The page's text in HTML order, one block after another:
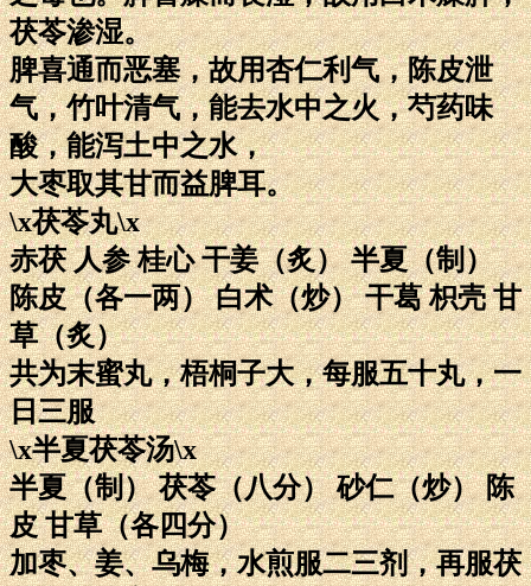
茯苓渗湿。
脾喜通而恶塞，故用杏仁利气，陈皮泄
气，竹叶清气，能去水中之火，芍药味
酸，能泻土中之水，
大枣取其甘而益脾耳。
\x茯苓丸\x
赤茯 人参 桂心 干姜（炙） 半夏（制）
陈皮（各一两） 白术（炒） 干葛 枳壳 甘
草（炙）
共为末蜜丸，梧桐子大，每服五十丸，一
日三服
\x半夏茯苓汤\x
半夏（制） 茯苓（八分） 砂仁（炒） 陈
皮 甘草（各四分）
加枣、姜、乌梅，水煎服二三剂，再服茯